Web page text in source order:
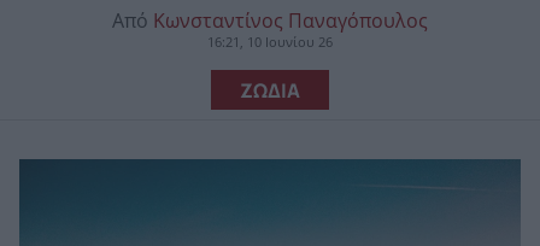
Από Κωνσταντίνος Παναγόπουλος
16:21, 10 Ιουνίου 26
ΖΩΔΙΑ